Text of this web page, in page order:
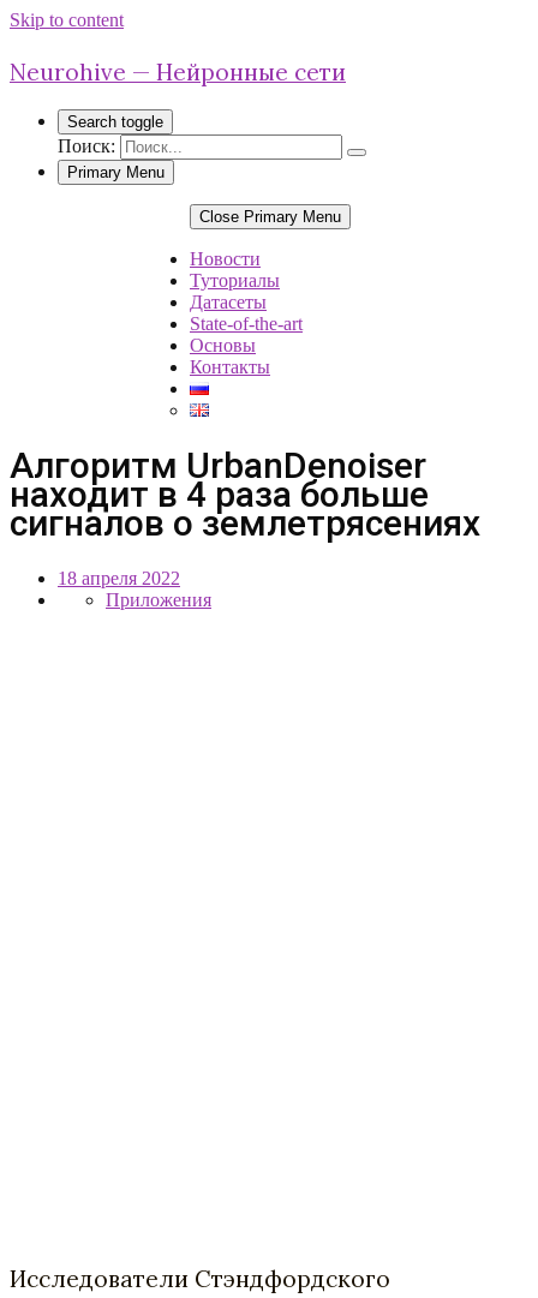
Skip to content
Neurohive — Нейронные сети
Search toggle
Поиск:
Primary Menu
Close Primary Menu
Новости
Туториалы
Датасеты
State-of-the-art
Основы
Контакты
Алгоритм UrbanDenoiser
находит в 4 раза больше
сигналов о землетрясениях
18 апреля 2022
Приложения
Исследователи Стэндфордского